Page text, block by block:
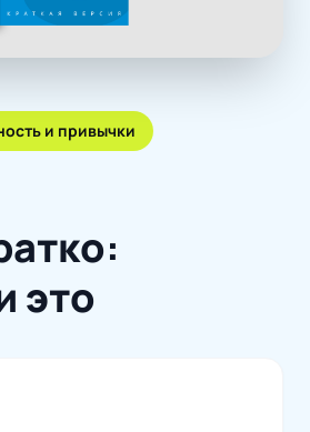
и привычки
это